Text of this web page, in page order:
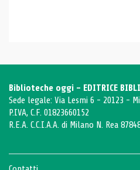
Biblioteche oggi - EDITRICE
Sede legale: Via Lesmi 6 - 20123 -
P.IVA, C.F. 01823660152
R.E.A. C.C.I.A.A. di Milano N. Rea